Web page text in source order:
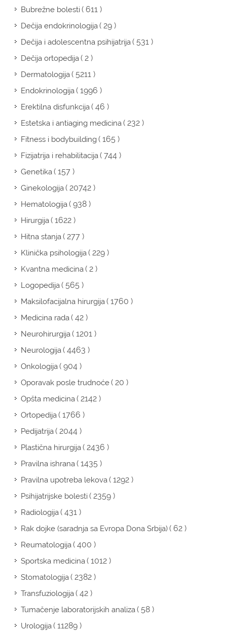
Bubrežne bolesti( 611 )
Dečija endokrinologija( 29 )
Dečija i adolescentna psihijatrija( 531 )
Dečija ortopedija( 2 )
Dermatologija( 5211 )
Endokrinologija( 1996 )
Erektilna disfunkcija( 46 )
Estetska i antiaging medicina( 232 )
Fitness i bodybuilding( 165 )
Fizijatrija i rehabilitacija( 744 )
Genetika( 157 )
Ginekologija( 20742 )
Hematologija( 938 )
Hirurgija( 1622 )
Hitna stanja( 277 )
Klinička psihologija( 229 )
Kvantna medicina( 2 )
Logopedija( 565 )
Maksilofacijalna hirurgija( 1760 )
Medicina rada( 42 )
Neurohirurgija( 1201 )
Neurologija( 4463 )
Onkologija( 904 )
Oporavak posle trudnoće( 20 )
Opšta medicina( 2142 )
Ortopedija( 1766 )
Pedijatrija( 2044 )
Plastična hirurgija( 2436 )
Pravilna ishrana( 1435 )
Pravilna upotreba lekova( 1292 )
Psihijatrijske bolesti( 2359 )
Radiologija( 431 )
Rak dojke (saradnja sa Evropa Dona Srbija)( 62 )
Reumatologija( 400 )
Sportska medicina( 1012 )
Stomatologija( 2382 )
Transfuziologija( 42 )
Tumačenje laboratorijskih analiza( 58 )
Urologija( 11289 )